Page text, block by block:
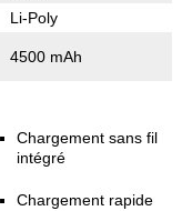
Li-Poly
4500 mAh
Chargement sans fil
intégré
Chargement rapide